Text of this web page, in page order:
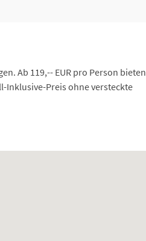
Ab 119,-- EUR pro Person bieten
Inklusive-Preis ohne versteckte